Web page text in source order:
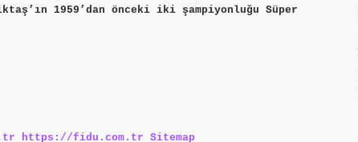
1959’dan önceki iki şampiyonluğu Süper
https://fidu.com.tr Sitemap